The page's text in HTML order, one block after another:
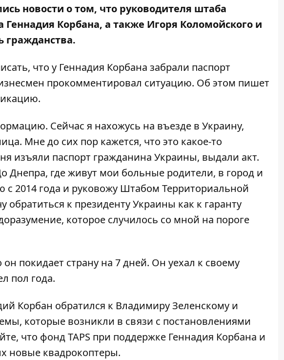
новости о том, что руководителя штаба
Корбана, а также Игоря Коломойского и
гражданства.
что у Геннадия Корбана забрали паспорт
прокомментировал ситуацию. Об этом пишет
Сейчас я нахожусь на въезде в Украину,
Мне до сих пор кажется, что это какое-то
изъяли паспорт гражданина Украины, выдали акт.
Днепра, где живут мои больные родители, в город и
2014 года и руковожу Штабом Территориальной
обратиться к президенту Украины как к гаранту
которое случилось со мной на пороге
он покидает страну на 7 дней. Он уехал к своему
пол года.
Корбан обратился к Владимиру Зеленскому и
которые возникли в связи с постановлениями
что фонд TAPS при поддержке Геннадия Корбана и
новые квадрокоптеры.